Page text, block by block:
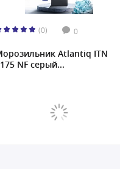
(0) 0
Atlantiq ITN
NF серый...